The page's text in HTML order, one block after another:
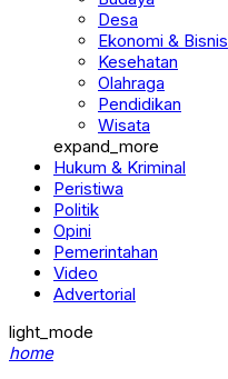
Desa
Ekonomi & Bisnis
Kesehatan
Olahraga
Pendidikan
Wisata
expand_more
Hukum & Kriminal
Peristiwa
Politik
Opini
Pemerintahan
Video
Advertorial
light_mode
home